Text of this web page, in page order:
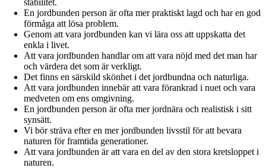
En jordbunden person är ofta mer praktiskt lagd och har en god
förmåga att lösa problem.
Genom att vara jordbunden kan vi lära oss att uppskatta det
enkla i livet.
Att vara jordbunden handlar om att vara nöjd med det man har
och värdera det som är verkligt.
Det finns en särskild skönhet i det jordbundna och naturliga.
Att vara jordbunden innebär att vara förankrad i nuet och vara
medveten om ens omgivning.
En jordbunden person är ofta mer jordnära och realistisk i sitt
synsätt.
Vi bör sträva efter en mer jordbunden livsstil för att bevara
naturen för framtida generationer.
Att vara jordbunden är att vara en del av den stora kretsloppet i
naturen.